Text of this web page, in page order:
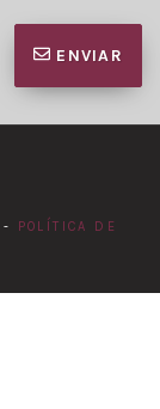
ENVIAR
-
POLÍTICA DE